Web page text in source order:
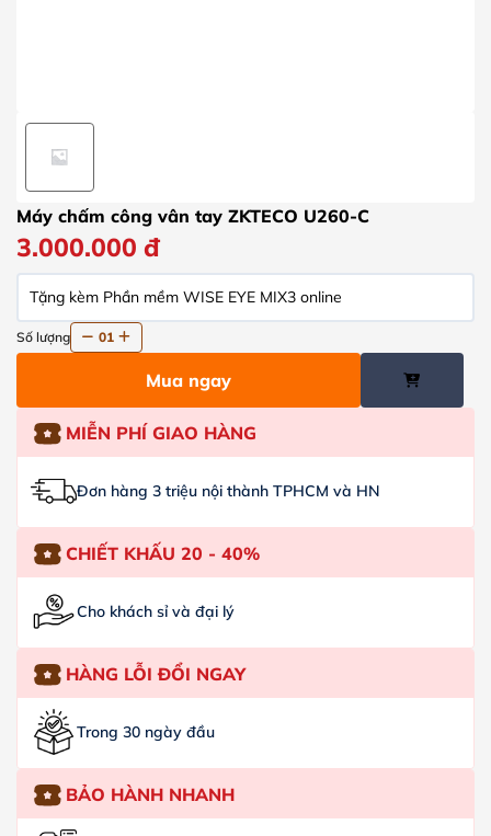
Máy chấm công vân tay ZKTECO U260-C
3.000.000 đ
Tặng kèm Phần mềm WISE EYE MIX3 online
Số lượng 01
Mua ngay
MIỄN PHÍ GIAO HÀNG
Đơn hàng 3 triệu nội thành TPHCM và HN
CHIẾT KHẤU 20 - 40%
Cho khách sỉ và đại lý
HÀNG LỖI ĐỔI NGAY
Trong 30 ngày đầu
BẢO HÀNH NHANH